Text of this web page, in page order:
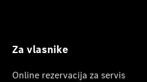
Za vlasnike
Online rezervacija za servis